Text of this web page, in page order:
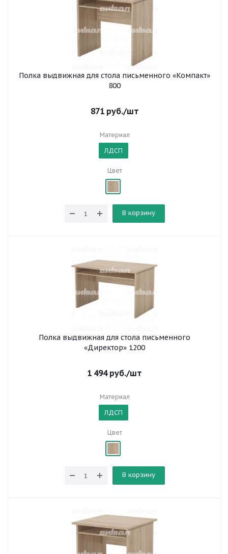
Полка выдвижная для стола письменного «Компакт»
800
871руб./шт
Материал
ЛДСП
Цвет
В корзину
Полка выдвижная для стола письменного
«Директор» 1200
1 494руб./шт
Материал
ЛДСП
Цвет
В корзину